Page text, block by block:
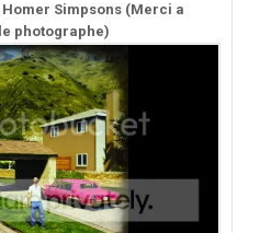
Simpsons (Merci a
photographe)